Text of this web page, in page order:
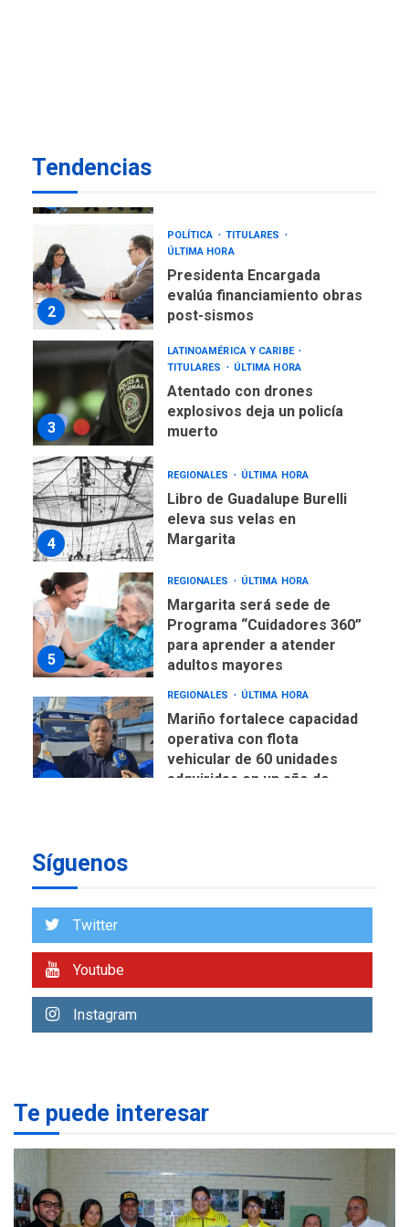
Tendencias
1
2
POLÍTICA
TITULARES
ÚLTIMA HORA
Presidenta Encargada
evalúa financiamiento obras
post-sismos
3
LATINOAMÉRICA Y CARIBE
TITULARES
ÚLTIMA HORA
Atentado con drones
explosivos deja un policía
muerto
4
REGIONALES ÚLTIMA HORA
Libro de Guadalupe Burelli
eleva sus velas en
Margarita
5
REGIONALES ÚLTIMA HORA
Margarita será sede de
Programa “Cuidadores 360”
para aprender a atender
adultos mayores
REGIONALES ÚLTIMA HORA
Mariño fortalece capacidad
operativa con flota
vehicular de 60 unidades
adquiridas en un año de
7
la altura de Macho Muerto
1
REGIONALES ÚLTIMA HORA
Núcleo del Sistema de
2
evalúa financiamiento obras
LATINOAMÉRICA Y CARIBE
TITULARES
ÚLTIMA HORA
Atentado con drones
Síguenos
Twitter
Youtube
Instagram
Te puede interesar